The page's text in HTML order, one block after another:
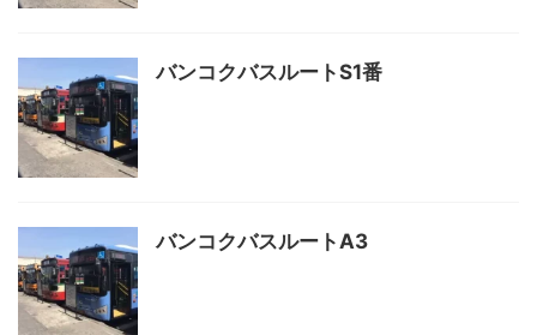
バンコクバスルートS1番
バンコクバスルートA3